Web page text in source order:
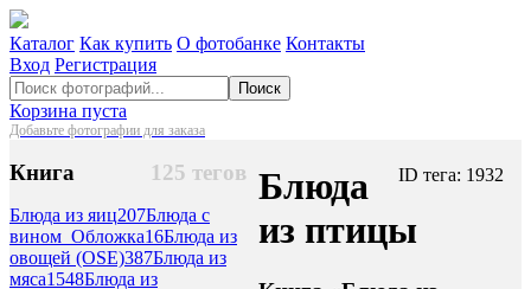
Каталог Как купить О фотобанке Контакты
Вход Регистрация
Поиск
Корзина пуста
Добавьте фотографии для заказа
125 тегов
Книга
Блюда из яиц207Блюда с
вином_Обложка16Блюда из
овощей (OSE)387Блюда из
мяса1548Блюда из
ID тега: 1932
Блюда
из птицы